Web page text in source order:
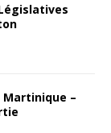
Législatives
Martinique –